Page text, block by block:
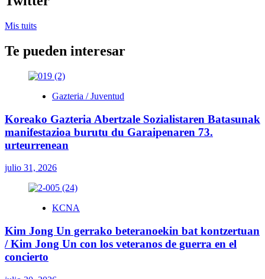
Mis tuits
Te pueden interesar
Gazteria / Juventud
Koreako Gazteria Abertzale Sozialistaren Batasunak
manifestazioa burutu du Garaipenaren 73.
urteurrenean
julio 31, 2026
KCNA
Kim Jong Un gerrako beteranoekin bat kontzertuan
/ Kim Jong Un con los veteranos de guerra en el
concierto